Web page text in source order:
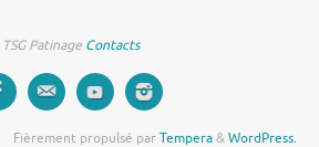
TSG Patinage Contacts
Fièrement propulsé parTempera&WordPress.